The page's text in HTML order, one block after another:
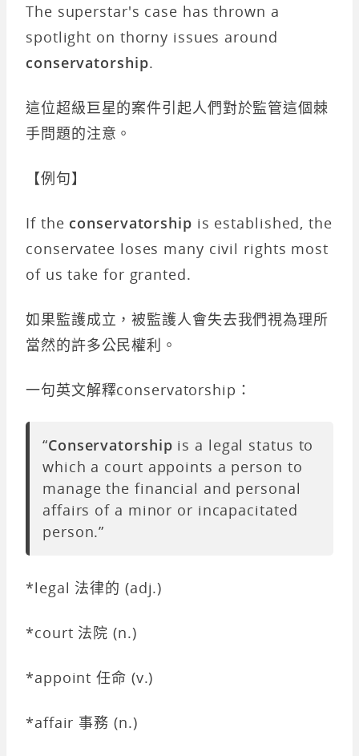
The superstar's case has thrown a
spotlight on thorny issues around
conservatorship.
這位超級巨星的案件引起人們對於監管這個棘
手問題的注意。
【例句】
If the conservatorship is established, the
conservatee loses many civil rights most
of us take for granted.
如果監護成立，被監護人會失去我們視為理所
當然的許多公民權利。
一句英文解釋conservatorship：
“Conservatorship is a legal status to
which a court appoints a person to
manage the financial and personal
affairs of a minor or incapacitated
person.”
*legal 法律的 (adj.)
*court 法院 (n.)
*appoint 任命 (v.)
*affair 事務 (n.)